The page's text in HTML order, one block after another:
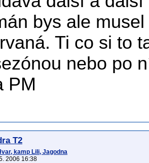
bys ale
Ti co si to
nebo po
PM
T2
kamp Lili, Jagodna
2006 16:38